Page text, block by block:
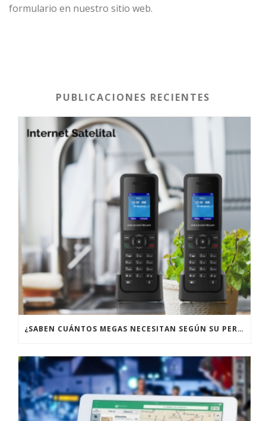
formulario en nuestro sitio web.
PUBLICACIONES RECIENTES
¿SABEN CUÁNTOS MEGAS NECESITAN SEGÚN SU PERFIL DE USUARIO?